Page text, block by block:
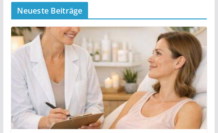
Neueste Beiträge